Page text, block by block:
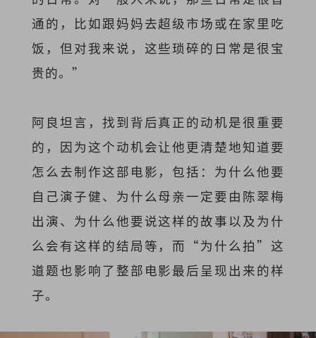
通的，比如跟妈妈去超级市场或在家里吃
饭，但对我来说，这些琐碎的日常是很宝
贵的。”
阿良坦言，找到背后真正的动机是很重要
的，因为这个动机会让他更清楚地知道要
怎么去制作这部电影，包括：为什么他要
自己演子健、为什么母亲一定要由陈翠梅
出演、为什么他要说这样的故事以及为什
么会有这样的结局等，而“为什么拍”这
道题也影响了整部电影最后呈现出来的样
子。